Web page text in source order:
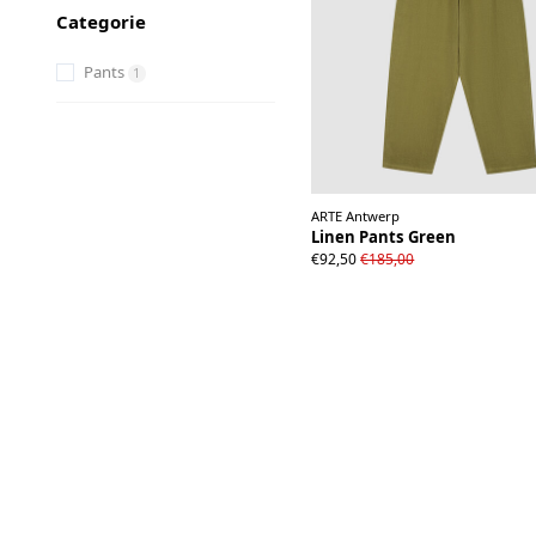
Categorie
Pants 1
ARTE Antwerp
Linen Pants Green
€92,50€185,00
28W 30W 32W